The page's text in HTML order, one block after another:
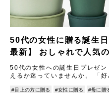
50代の女性に贈る誕生
最新】 おしゃれで人気
50代の女性への誕生日プレゼ
えるか迷っていませんか。 「
#目上の方に贈る #女性に贈る #母に贈